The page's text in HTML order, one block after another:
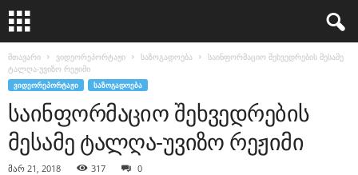
მთავარი ვიდეორეპორტაჟი საზოგადოება
საინფორმაციო შეხვედრების მესამე
ტალღა-უვიზო რეჟიმი
ᲕᲘᲓᲔᲝᲠᲔᲞᲝᲠᲢᲐᲟᲘ ᲡᲐᲖᲝᲒᲐᲓᲝᲔᲑᲐ
საინფორმაციო შეხვედრების
მესამე ტალღა-უვიზო რეჟიმი
მარ 21, 2018 317 0